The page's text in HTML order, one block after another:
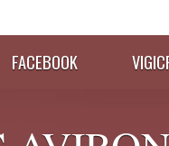
FACEBOOK